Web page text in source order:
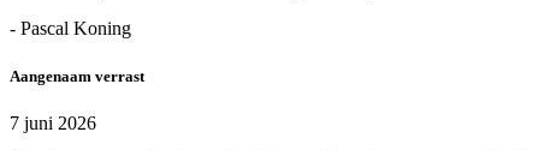
- Pascal Koning
Aangenaam verrast
7 juni 2026